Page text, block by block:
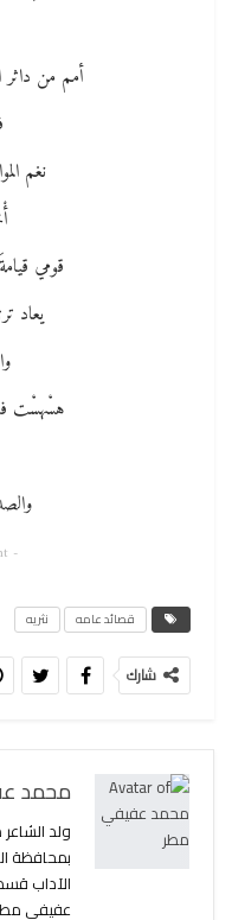
أمم‮ ‬من
نغم
قومي‮
يعاد
هسْهسْت
-
قصائد عامه نثريه
شارك
محمد
ولد
الآداب
عفيفى